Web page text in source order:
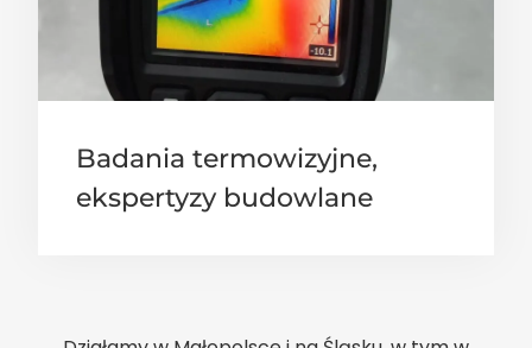
Badania termowizyjne,
ekspertyzy budowlane